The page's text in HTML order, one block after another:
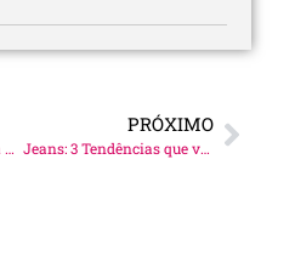
Receita: molho de-lí-ci-a para salada!
PRÓXIMO
Jeans: 3 Tendências que vão reinventar o seu look!